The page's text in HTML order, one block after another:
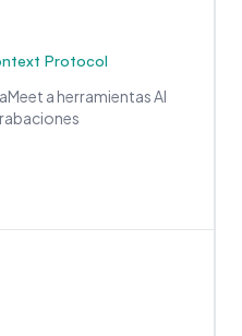
Protocol
a herramientas AI